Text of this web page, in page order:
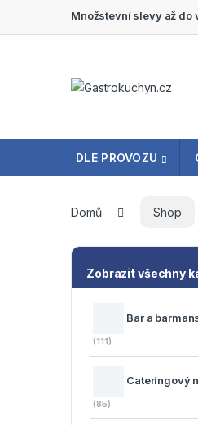
Přeskočit na navigaci
Přeskočit na obsahMnožstevní slevy až do
DLE PROVOZU
Domů Shop
Zobrazit všechny
Bar a
(111)
Cateringový
(85)